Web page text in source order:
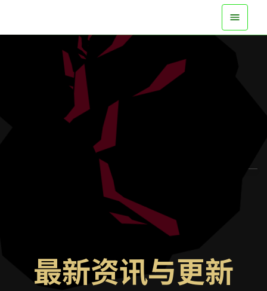
现已在所有平台登场
观看预告片
最新资讯与更新